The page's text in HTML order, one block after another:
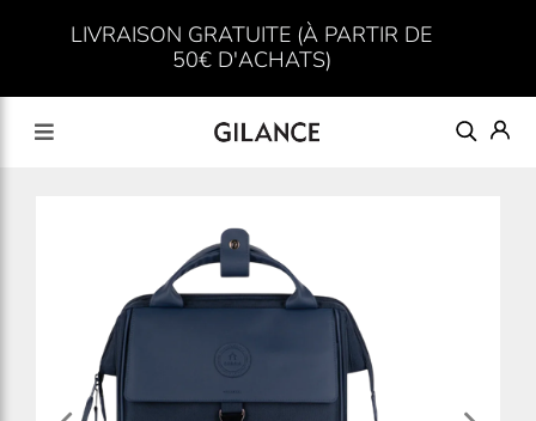
LIVRAISON GRATUITE (À PARTIR DE
50€ D'ACHATS)